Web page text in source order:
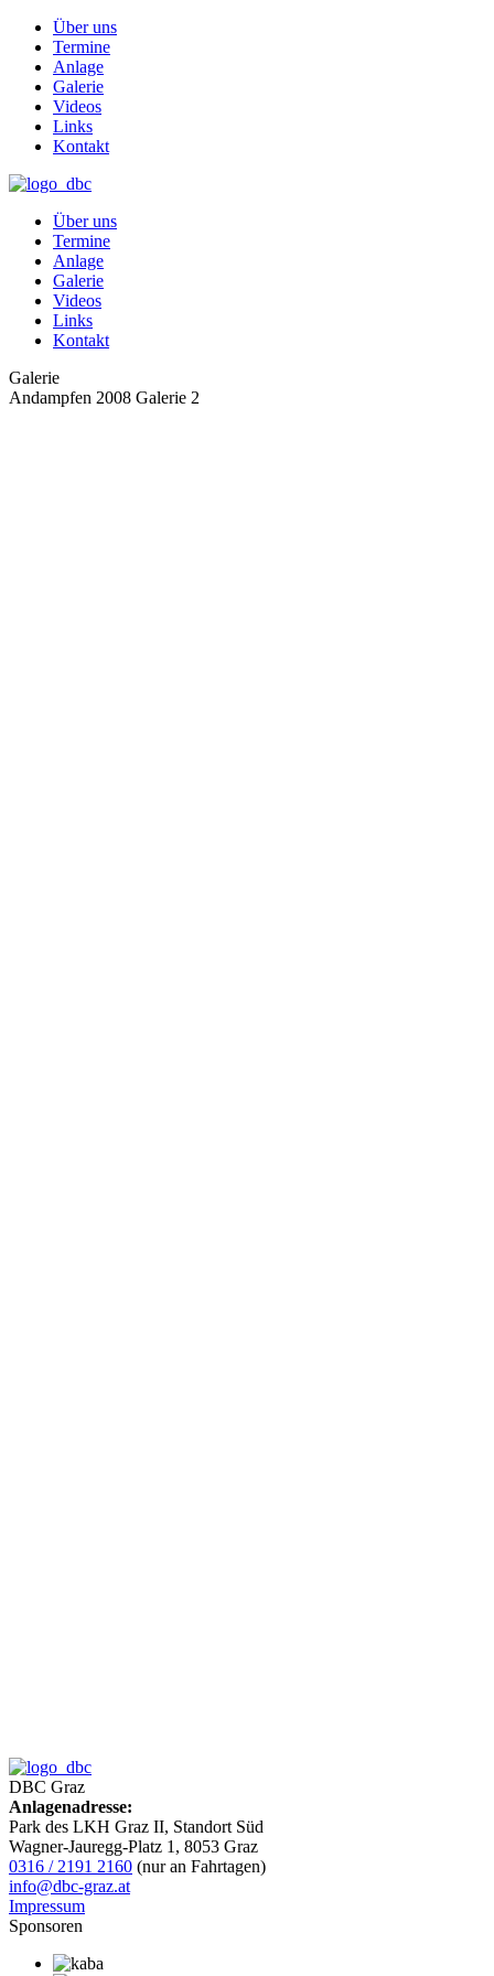
Über uns
Termine
Anlage
Galerie
Videos
Links
Kontakt
Über uns
Termine
Anlage
Galerie
Videos
Links
Kontakt
Galerie
Andampfen 2008 Galerie 2
DBC Graz
Anlagenadresse:
Park des LKH Graz II, Standort Süd
Wagner-Jauregg-Platz 1, 8053 Graz
0316 / 2191 2160 (nur an Fahrtagen)
info@dbc-graz.at
Impressum
Sponsoren